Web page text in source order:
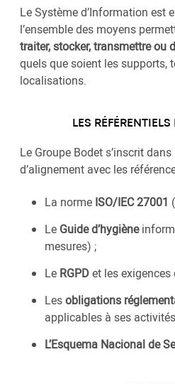
Le Système d’Information est
l’ensemble des moyens
traiter, stocker, transmettre ou
quels que soient les supports,
localisations.
LES
Le Groupe Bodet s’inscrit
d’alignement avec les
La norme ISO/IEC 27001
Le Guide d’hygiène
mesures) ;
Le RGPDet les exigences
Lesobligations
applicables à ses
L’Esquema Nacional de